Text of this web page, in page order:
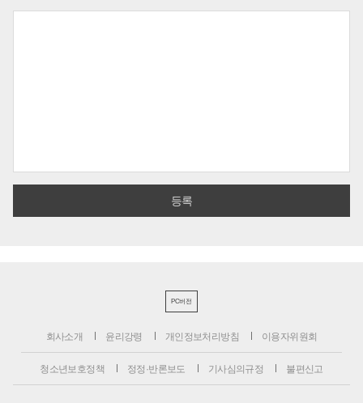
PC버전
회사소개 윤리강령 개인정보처리방침 이용자위원회
청소년보호정책 정정·반론보도 기사심의규정 불편신고